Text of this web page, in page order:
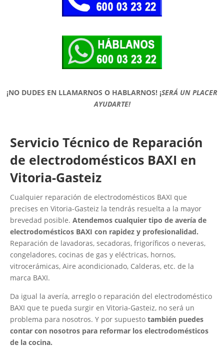
¡NO DUDES EN LLAMARNOS O HABLARNOS! ¡SERÁ UN PLACER
AYUDARTE!
Servicio Técnico de Reparación
de electrodomésticos BAXI en
Vitoria-Gasteiz
Cualquier reparación de electrodomésticos BAXI que
precises en Vitoria-Gasteiz la tendrás resuelta a la mayor
brevedad posible. Atendemos cualquier tipo de avería de
electrodomésticos BAXI con rapidez y profesionalidad.
Reparación de lavadoras, secadoras, frigoríficos o neveras,
congeladores, cocinas de gas y eléctricas, hornos,
vitrocerámicas, Aire acondicionado, Calderas, etc. de la
marca BAXI.
Da igual la avería, arreglo o reparación del electrodoméstico
BAXI que te pueda surgir en Vitoria-Gasteiz, no será un
problema para nosotros. Y por supuesto también puedes
contar con nosotros para reformar los electrodomésticos
de la cocina.